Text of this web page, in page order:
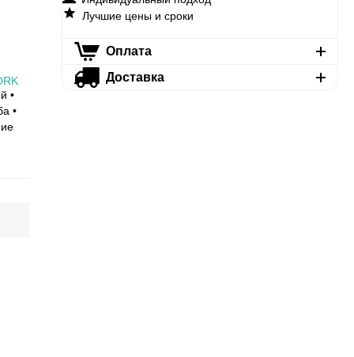
•
•
Лучшие цены и сроки
Оплата
Доставка